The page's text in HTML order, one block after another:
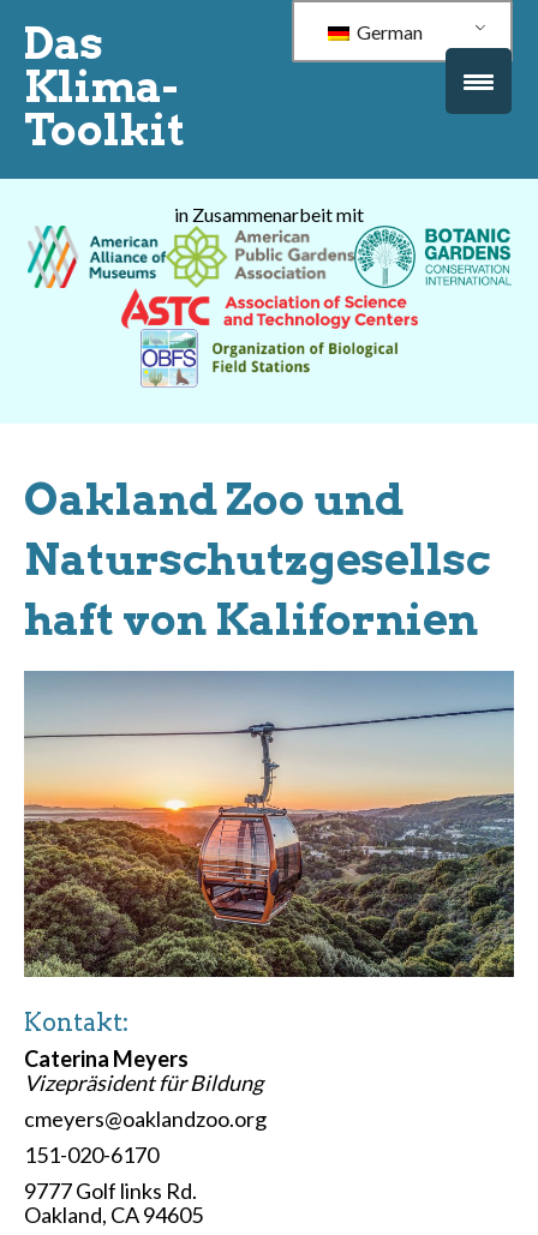
Das
Klima-
Toolkit
German
in Zusammenarbeit mit
Oakland Zoo und
Naturschutzgesellsc
haft von Kalifornien
Kontakt:
Caterina Meyers
Vizepräsident für Bildung
cmeyers@oaklandzoo.org
151-020-6170
9777 Golf links Rd.
Oakland, CA 94605